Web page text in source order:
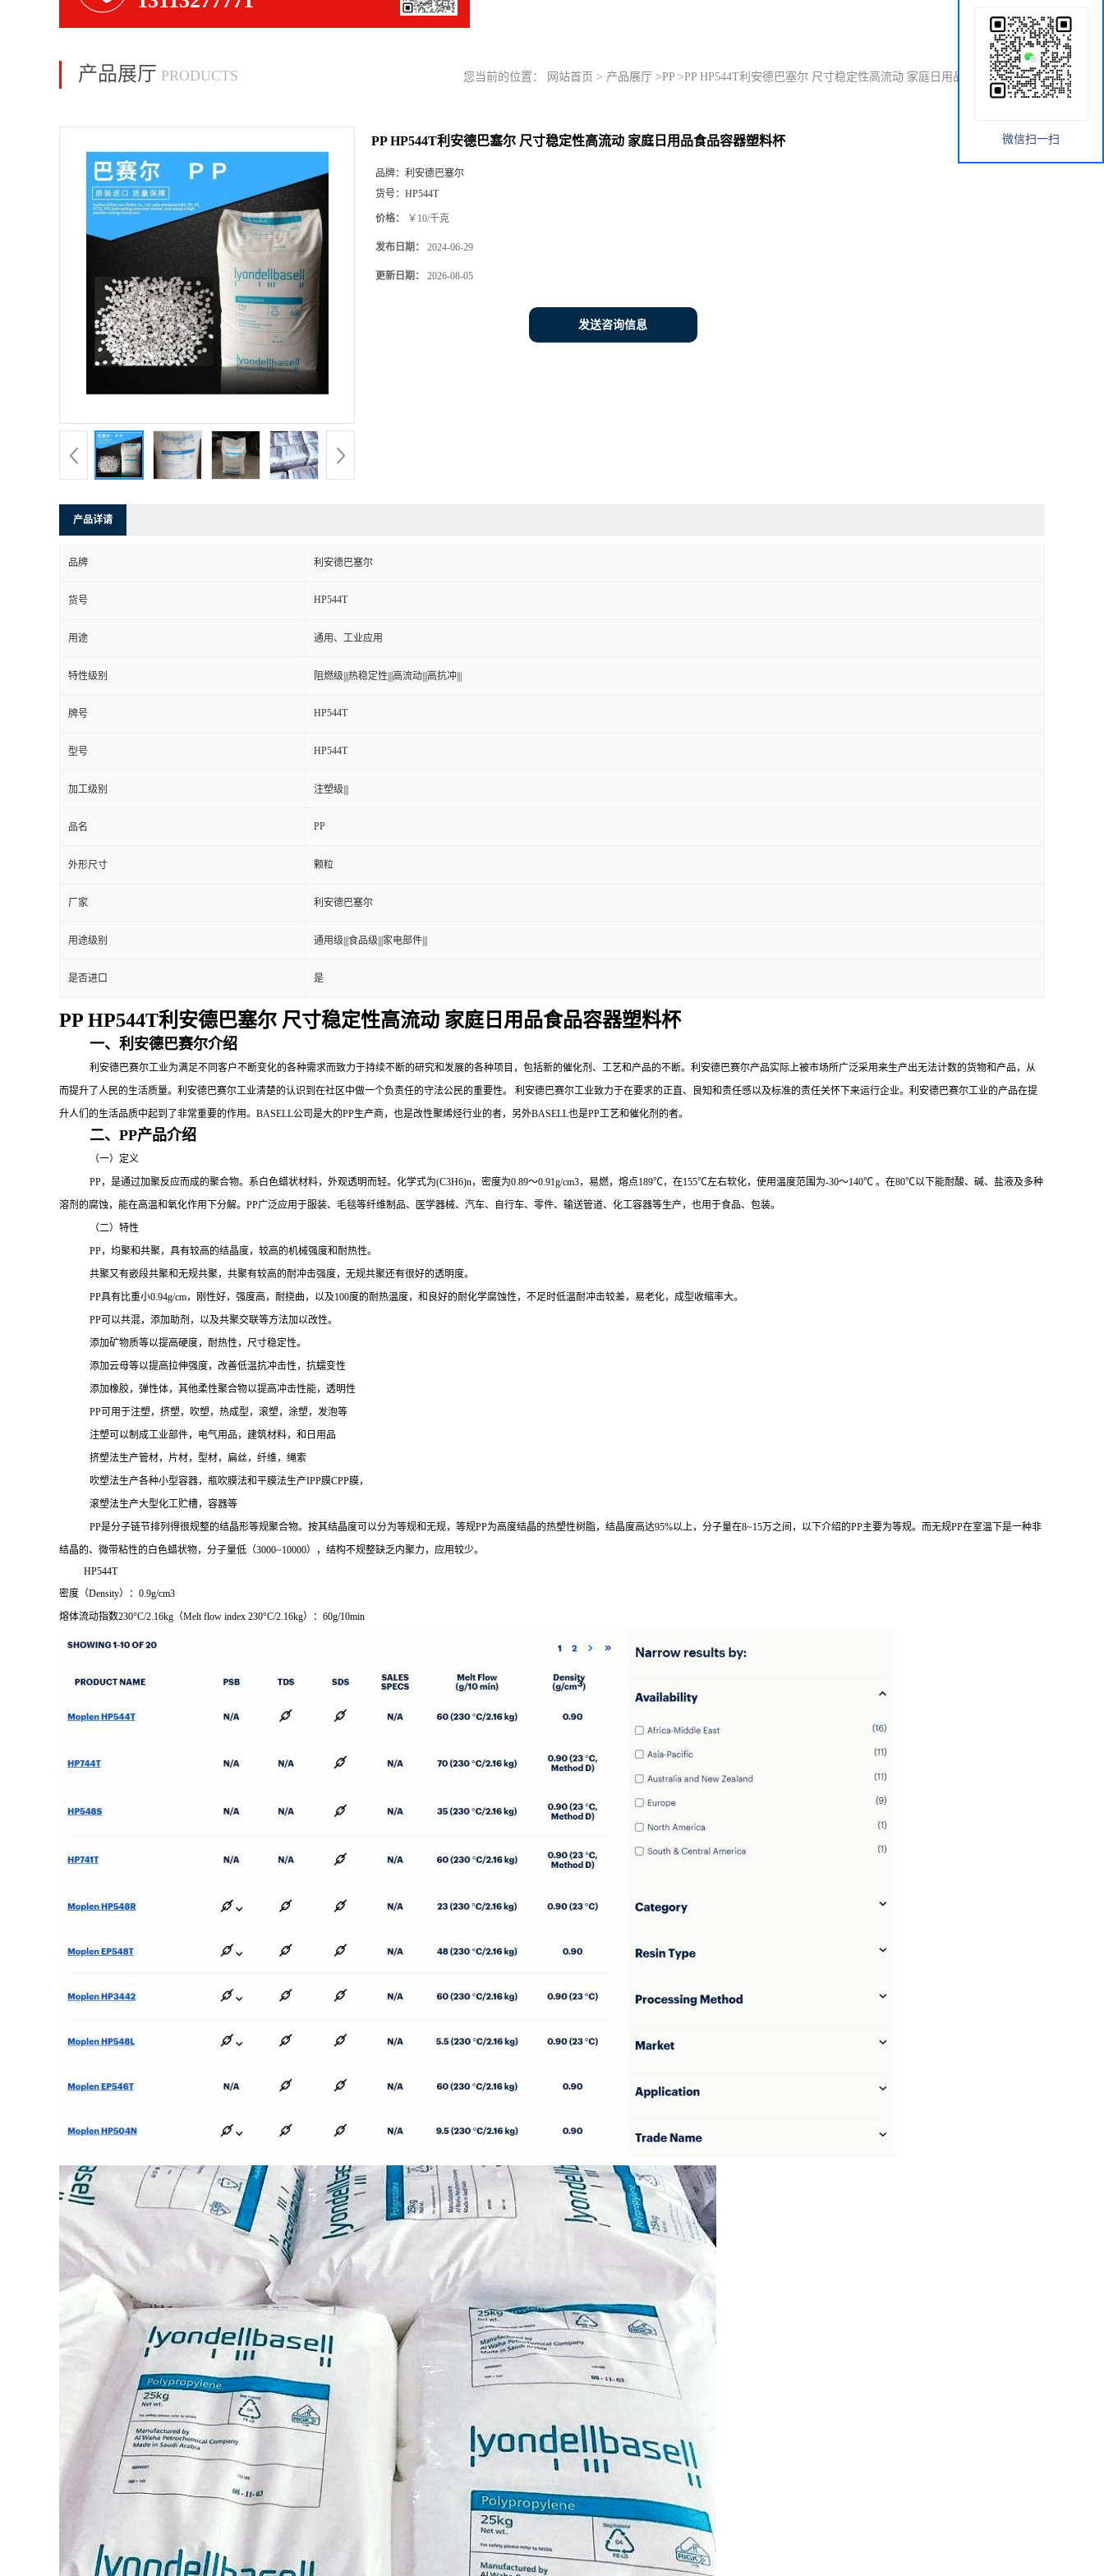
产品展厅 PRODUCTS 您当前的位置： 网站首页 > 产品展厅 >PP >PP HP544T利安德巴塞尔 尺寸稳定性高流动 家庭日用品食品容器塑料杯
PP HP544T利安德巴塞尔 尺寸稳定性高流动 家庭日用品食品容器塑料杯
品牌： 利安德巴塞尔
货号： HP544T
价格： ￥10/千克
发布日期： 2024-06-29
更新日期： 2026-08-05
发送咨询信息
产品详请
品牌 利安德巴塞尔
货号 HP544T
用途 通用、工业应用
特性级别 阻燃级|||热稳定性|||高流动|||高抗冲|||
牌号 HP544T
型号 HP544T
加工级别 注塑级|||
品名 PP
外形尺寸 颗粒
厂家 利安德巴塞尔
用途级别 通用级|||食品级|||家电部件|||
是否进口 是
PP HP544T利安德巴塞尔 尺寸稳定性高流动 家庭日用品食品容器塑料杯
一、利安德巴赛尔介绍
利安德巴赛尔工业为满足不同客户不断变化的各种需求而致力于持续不断的研究和发展的各种项目，包括新的催化剂、工艺和产品的不断。利安德巴赛尔产品实际上被市场所广泛采用来生产出无法计数的货物和产品，从
而提升了人民的生活质量。利安德巴赛尔工业清楚的认识到在社区中做一个负责任的守法公民的重要性。
利安德巴赛尔工业致力于在要求的正直、良知和责任感以及标准的责任关怀下来运行企业。利安德巴赛尔工业的产品在提
升人们的生活品质中起到了非常重要的作用。 BASELL公司是大的PP生产商，也是改性聚烯烃行业的者，另外BASELL也是PP工艺和催化剂的者。
二、PP产品介绍
（一）定义
PP，是通过加聚反应而成的聚合物。系白色蜡状材料，外观透明而轻。化学式为(C3H6)n，密度为0.89～0.91g/cm3，易燃，熔点189℃，在155℃左右软化，使用温度范围为-30～140℃ 。在80℃以下能耐酸、碱、盐液及多种
溶剂的腐蚀，能在高温和氧化作用下分解。 PP广泛应用于服装、毛毯等纤维制品、医学器械、汽车、自行车、零件、输送管道、化工容器等生产，也用于食品、包装。
（二）特性
PP，均聚和共聚，具有较高的结晶度，较高的机械强度和耐热性。
共聚又有嵌段共聚和无规共聚，共聚有较高的耐冲击强度，无规共聚还有很好的透明度。
PP具有比重小0.94g/cm，刚性好，强度高，耐挠曲，以及100度的耐热温度，和良好的耐化学腐蚀性，不足时低温耐冲击较差，易老化，成型收缩率大。
PP可以共混，添加助剂，以及共聚交联等方法加以改性。
添加矿物质等以提高硬度，耐热性，尺寸稳定性。
添加云母等以提高拉伸强度，改善低温抗冲击性，抗蠕变性
添加橡胶，弹性体，其他柔性聚合物以提高冲击性能，透明性
PP可用于注塑，挤塑，吹塑，热成型，滚塑，涂塑，发泡等
注塑可以制成工业部件，电气用品，建筑材料，和日用品
挤塑法生产管材，片材，型材，扁丝，纤维，绳索
吹塑法生产各种小型容器，瓶吹膜法和平膜法生产IPP膜CPP膜，
滚塑法生产大型化工贮槽，容器等
PP是分子链节排列得很规整的结晶形等规聚合物。按其结晶度可以分为等规和无规，等规PP为高度结晶的热塑性树脂，结晶度高达95%以上，分子量在8~15万之间，以下介绍的PP主要为等规。而无规PP在室温下是一种非
结晶的、微带粘性的白色蜡状物，分子量低（3000~10000），结构不规整缺乏内聚力，应用较少。
HP544T
密度（Density）：0.9g/cm3
熔体流动指数230°C/2.16kg （Melt flow index 230°C/2.16kg）： 60g/10min
微信扫一扫